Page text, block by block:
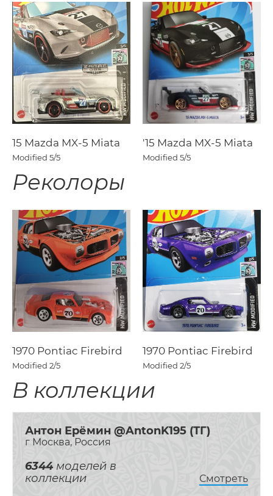
15 Mazda MX-5 Miata
Modified 5/5
'15 Mazda MX-5 Miata
Modified 5/5
Реколоры
1970 Pontiac Firebird
Modified 2/5
1970 Pontiac Firebird
Modified 2/5
В коллекции
Антон Ерёмин @AntonK195 (ТГ)
г Москва, Россия
6344моделей в
коллекции
Смотреть